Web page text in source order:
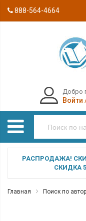
888-564-4664
Добро
Войти
РАСПРОДАЖА!
СКИДКА
Главная Поиск по